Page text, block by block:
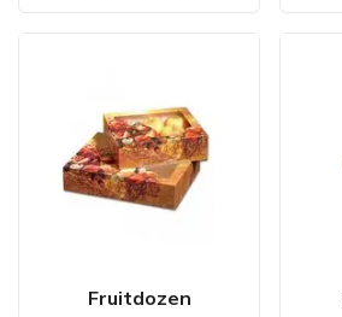
Fruitdozen